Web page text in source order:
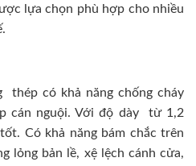
lựa chọn phù hợp cho nhiều
thép có khả năng chống cháy
cán nguội. Với độ dày từ 1,2
Có khả năng bám chắc trên
lỏng bản lề, xệ lệch cánh cửa,